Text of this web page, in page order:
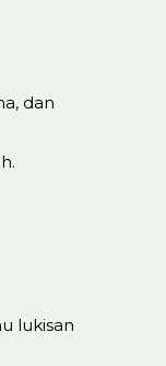
dan
lukisan